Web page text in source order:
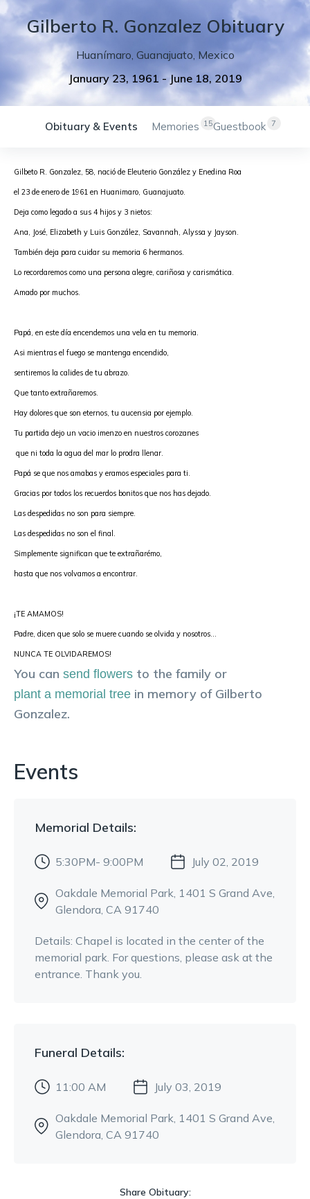
Gilberto R. Gonzalez Obituary
Huanímaro, Guanajuato, Mexico
January 23, 1961 - June 18, 2019
Obituary & Events 15
Memories 7
Guestbook
Gilbeto R. Gonzalez, 58, nació de Eleuterio González y Enedina Roa
el 23 de enero de 1961 en Huanimaro, Guanajuato.
Deja como legado a sus 4 hijos y 3 nietos:
Ana, José, Elizabeth y Luis González, Savannah, Alyssa y Jayson.
También deja para cuidar su memoria 6 hermanos.
Lo recordaremos como una persona alegre, cariñosa y carismática.
Amado por muchos.
Papá, en este día encendemos una vela en tu memoria.
Asi mientras el fuego se mantenga encendido,
sentiremos la calides de tu abrazo.
Que tanto extrañaremos.
Hay dolores que son eternos, tu aucensia por ejemplo.
Tu partida dejo un vacio imenzo en nuestros corozanes
que ni toda la agua del mar lo prodra llenar.
Papá se que nos amabas y eramos especiales para ti.
Gracias por todos los recuerdos bonitos que nos has dejado.
Las despedidas no son para siempre.
Las despedidas no son el final.
Simplemente significan que te extrañarémo,
hasta que nos volvamos a encontrar.
¡TE AMAMOS!
Padre, dicen que solo se muere cuando se olvida y nosotros...
NUNCA TE OLVIDAREMOS!
You can send flowers to the family or
plant a memorial tree in memory of Gilberto
Gonzalez.
Events
Memorial Details:
5:30PM- 9:00PM July 02, 2019
Oakdale Memorial Park, 1401 S Grand Ave,
Glendora, CA 91740
Details: Chapel is located in the center of the
memorial park. For questions, please ask at the
entrance. Thank you.
Funeral Details:
11:00 AM July 03, 2019
Oakdale Memorial Park, 1401 S Grand Ave,
Glendora, CA 91740
Share Obituary: